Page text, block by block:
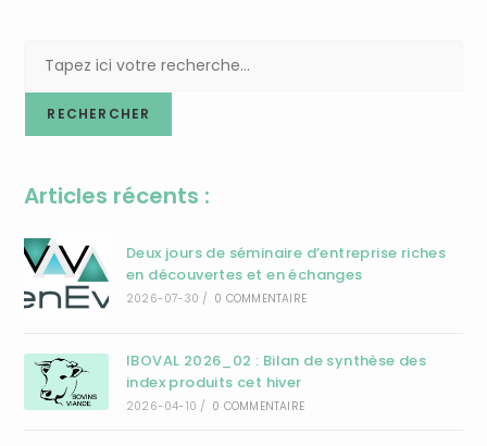
RECHERCHER
Articles récents :
Deux jours de séminaire d’entreprise riches
en découvertes et en échanges
2026-07-30 / 0 COMMENTAIRE
IBOVAL 2026_02 : Bilan de synthèse des
index produits cet hiver
2026-04-10 / 0 COMMENTAIRE